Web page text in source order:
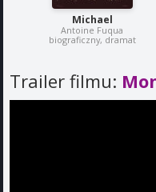
Michael
Antoine Fuqua
biograficzny, dramat
Trailer filmu: